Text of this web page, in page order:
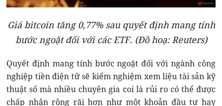
Giá bitcoin tăng 0,77% sau quyết định mang tính
bước ngoặt đối với các ETF. (Đồ hoạ: Reuters)
Quyết định mang tính bước ngoặt đối với ngành công
nghiệp tiền điện tử sẽ kiểm nghiệm xem liệu tài sản kỹ
thuật số mà nhiều chuyên gia coi là rủi ro có thể được
chấp nhận rộng rãi hơn như một khoản đầu tư hay